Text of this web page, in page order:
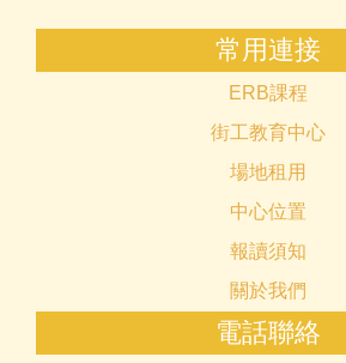
常用連接
ERB課程
街工教育中心
場地租用
中心位置
報讀須知
關於我們
電話聯絡